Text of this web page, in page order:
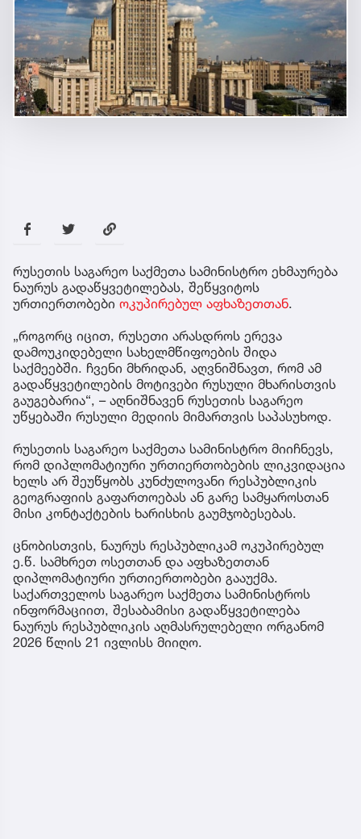
რუსეთის საგარეო საქმეთა სამინისტრო ეხმაურება
ნაურუს გადაწყვეტილებას, შეწყვიტოს
ურთიერთობები ოკუპირებულ აფხაზეთთან.
„როგორც იცით, რუსეთი არასდროს ერევა
დამოუკიდებელი სახელმწიფოების შიდა
საქმეებში. ჩვენი მხრიდან, აღვნიშნავთ, რომ ამ
გადაწყვეტილების მოტივები რუსული მხარისთვის
გაუგებარია“, – აღნიშნავენ რუსეთის საგარეო
უწყებაში რუსული მედიის მიმართვის საპასუხოდ.
რუსეთის საგარეო საქმეთა სამინისტრო მიიჩნევს,
რომ დიპლომატიური ურთიერთობების ლიკვიდაცია
ხელს არ შეუწყობს კუნძულოვანი რესპუბლიკის
გეოგრაფიის გაფართოებას ან გარე სამყაროსთან
მისი კონტაქტების ხარისხის გაუმჯობესებას.
ცნობისთვის, ნაურუს რესპუბლიკამ ოკუპირებულ
ე.წ. სამხრეთ ოსეთთან და აფხაზეთთან
დიპლომატიური ურთიერთობები გააუქმა.
საქართველოს საგარეო საქმეთა სამინისტროს
ინფორმაციით, შესაბამისი გადაწყვეტილება
ნაურუს რესპუბლიკის აღმასრულებელი ორგანომ
2026 წლის 21 ივლისს მიიღო.